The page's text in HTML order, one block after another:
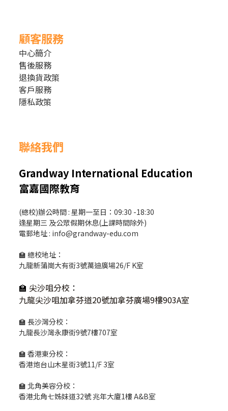
顧客服務
中心簡介
售後服務
退換貨政策
客戶服務
隱私政策
聯絡我們
Grandway International Education
富嘉國際教育
(總校)辦公時間 : 星期一至日：09:30 -18:30
逢星期三 及公眾假期休息(上課時間除外)
電郵地址 : info@grandway-edu.com
🏫 總校地址：
九龍新蒲崗大有街3號萬迪廣場26/F K室
🏫 尖沙咀分校 ：
九龍尖沙咀加拿芬道20號加拿芬廣場9樓903A室
🏫 長沙灣分校：
九龍長沙灣永康街9號7樓707室
🏫 香港東分校：
香港炮台山木星街3號11/F 3室
🏫 北角美容分校：
香港北角七姊妹道32號 兆年大廈1樓 A&B室